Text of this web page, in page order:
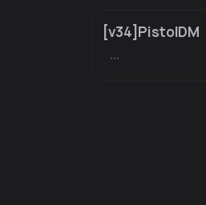
[v34]PistolDM